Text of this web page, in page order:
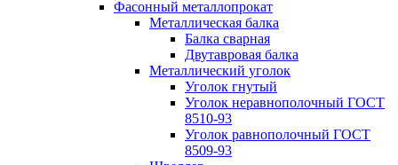
Фасонный металлопрокат
Металлическая балка
Балка сварная
Двутавровая балка
Металлический уголок
Уголок гнутый
Уголок неравнополочный ГОСТ
8510-93
Уголок равнополочный ГОСТ
8509-93